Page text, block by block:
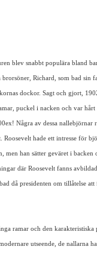
blev snabbt populära bland
Richard, som bad sin
dockor. Sagt och gjort,
puckel i nacken och var
Några av dessa nallebjörnar
hade ett intresse för
han sätter geväret i backen
där Roosevelt fanns
då presidenten om tillåtelse
ramar och den
utseende, de nallarna